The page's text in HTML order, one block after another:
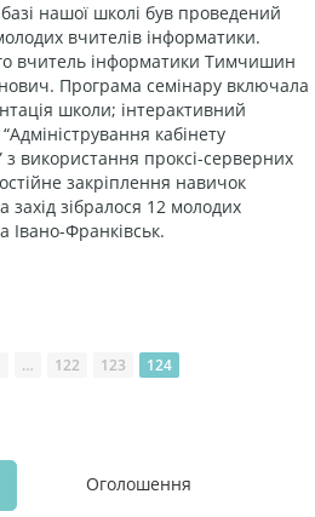
нашої школі був проведений
вчителів інформатики.
вчитель інформатики Тимчишин
Програма семінару включала
школи; інтерактивний
кабінету
з використання проксі-серверних
закріплення навичок
захід зібралося 12 молодих
Івано-Франківськ.
… 122 123 124
Оголошення